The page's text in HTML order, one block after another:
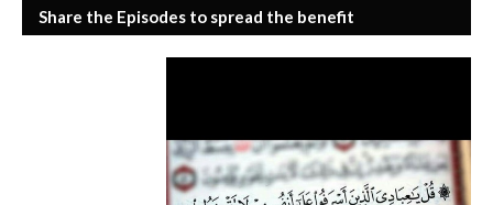
Share the Episodes to spread the benefit